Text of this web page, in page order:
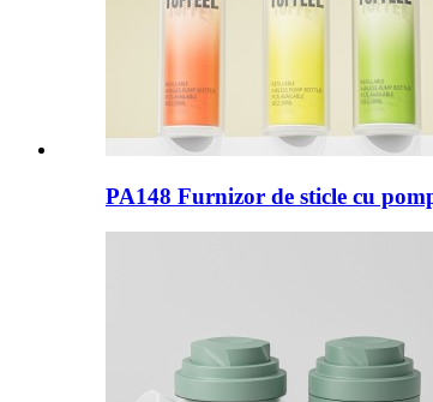
PA148 Furnizor de sticle cu